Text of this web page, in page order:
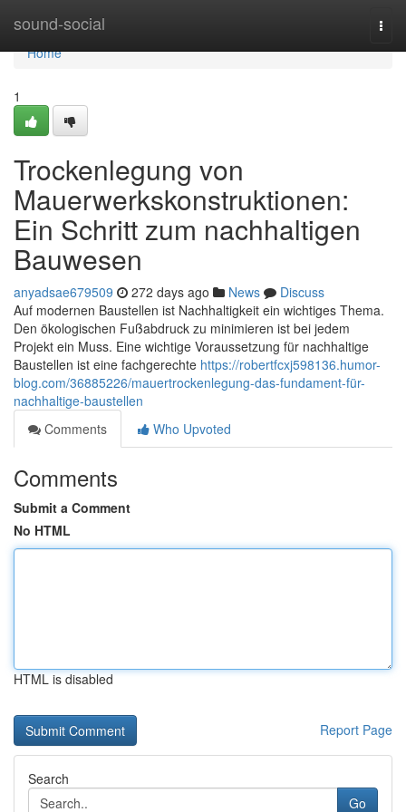
sound-social
Home
Home
1
Trockenlegung von
Mauerwerkskonstruktionen:
Ein Schritt zum nachhaltigen
Bauwesen
anyadsae679509 272 days ago News
Discuss
Auf modernen Baustellen ist Nachhaltigkeit ein wichtiges Thema.
Den ökologischen Fußabdruck zu minimieren ist bei jedem
Projekt ein Muss. Eine wichtige Voraussetzung für nachhaltige
Baustellen ist eine fachgerechte https://robertfcxj598136.humor-
blog.com/36885226/mauertrockenlegung-das-fundament-für-
nachhaltige-baustellen
Comments
Who Upvoted
Comments
Submit a Comment
No HTML
HTML is disabled
Report Page
Search
Go